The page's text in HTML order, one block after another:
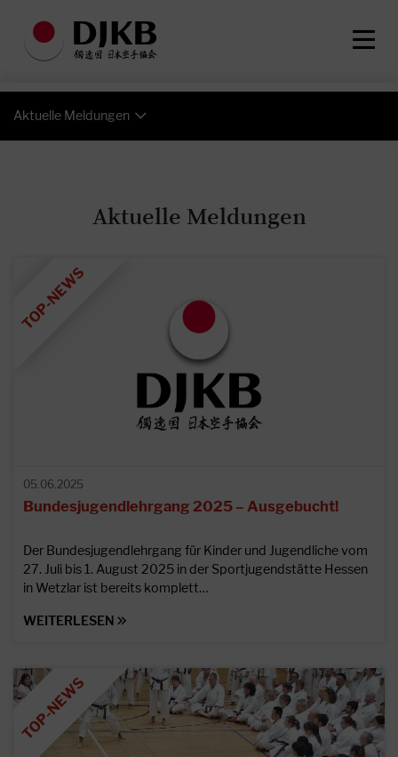
Aktuelle Meldungen
Aktuelle Meldungen
05.06.2025
Bundesjugendlehrgang 2025 – Ausgebucht!
Der Bundesjugendlehrgang für Kinder und Jugendliche vom
27. Juli bis 1. August 2025 in der Sportjugendstätte Hessen
in Wetzlar ist bereits komplett…
WEITERLESEN